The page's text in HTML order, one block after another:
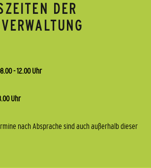
DER
- 12.00 Uhr
Uhr
nach Absprache sind auch außerhalb dieser